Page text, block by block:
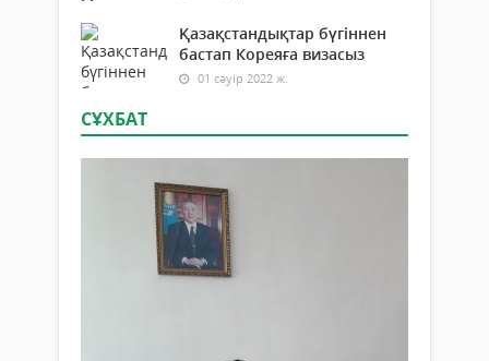
Қазақстандықтар бүгіннен
бастап Кореяға визасыз
01 сәуір 2022 ж.
СҰХБАТ